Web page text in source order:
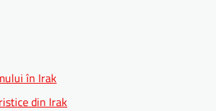
în Irak
din Irak